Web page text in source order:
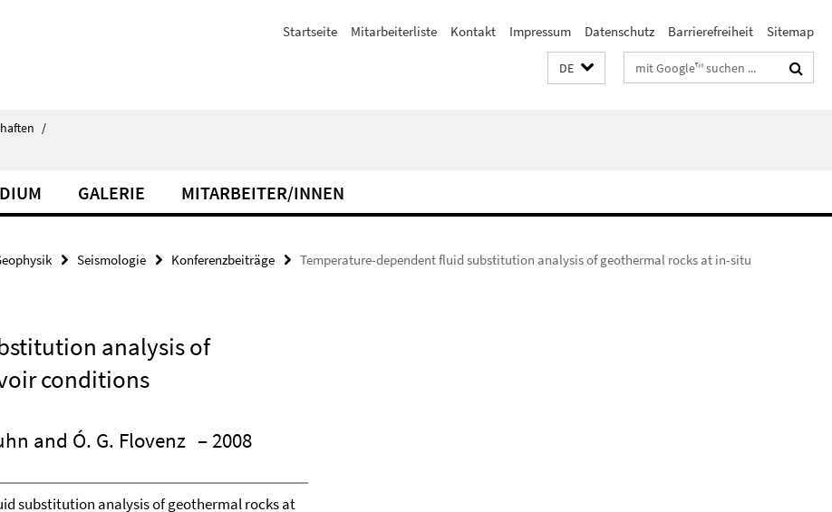
Startseite Mitarbeiterliste Kontakt Impressum Datenschutz Barrierefreiheit Sitemap
DE Suchbegriffe
/
GALERIE MITARBEITER/INNEN
Seismologie Konferenzbeiträge
Temperature-dependent fluid substitution analysis of geothermal rocks at in-situ
analysis of
conditions
and Ó. G. Flovenz – 2008
substitution analysis of geothermal rocks at